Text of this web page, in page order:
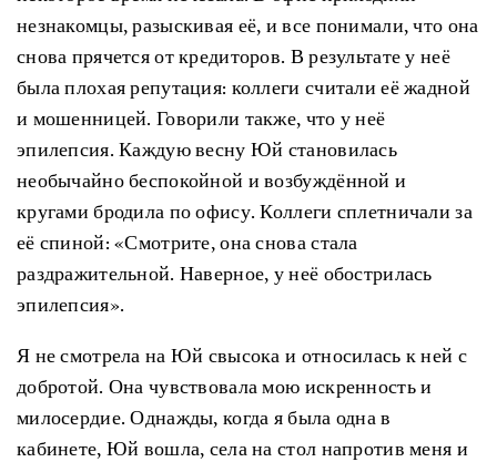
незнакомцы, разыскивая её, и все понимали, что она
снова прячется от кредиторов. В результате у неё
была плохая репутация: коллеги считали её жадной
и мошенницей. Говорили также, что у неё
эпилепсия. Каждую весну Юй становилась
необычайно беспокойной и возбуждённой и
кругами бродила по офису. Коллеги сплетничали за
её спиной: «Смотрите, она снова стала
раздражительной. Наверное, у неё обострилась
эпилепсия».
Я не смотрела на Юй свысока и относилась к ней с
добротой. Она чувствовала мою искренность и
милосердие. Однажды, когда я была одна в
кабинете, Юй вошла, села на стол напротив меня и